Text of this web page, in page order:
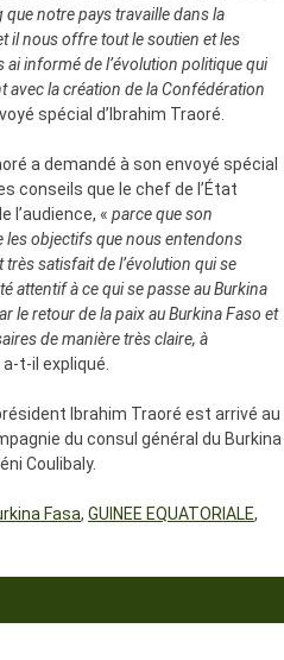
notre pays travaille dans la
il nous offre tout le soutien et les
informé de l’évolution politique qui
avec la création de la Confédération
spécial d’Ibrahim Traoré.
a demandé à son envoyé spécial
conseils que le chef de l’État
l’audience, « parce que son
les objectifs que nous entendons
satisfait de l’évolution qui se
attentif à ce qui se passe au Burkina
le retour de la paix au Burkina Faso et
de manière très claire, à
a-t-il expliqué.
Ibrahim Traoré est arrivé au
du consul général du Burkina
Coulibaly.
Fasa, GUINEE EQUATORIALE,